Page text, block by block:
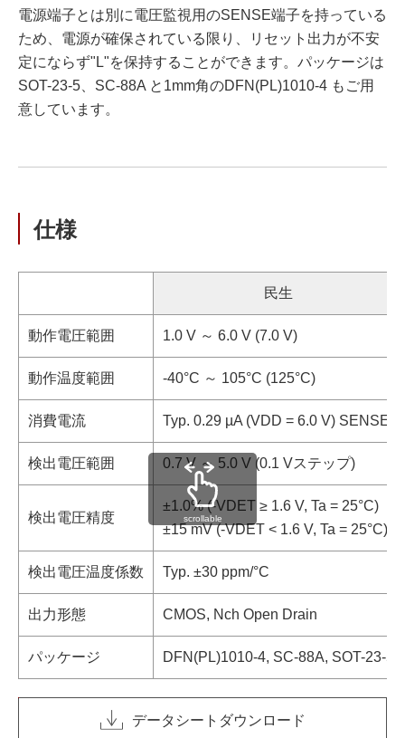
電源端子とは別に電圧監視用のSENSE端子を持っている
ため、電源が確保されている限り、リセット出力が不安
定にならず"L"を保持することができます。パッケージは
SOT-23-5、SC-88A と1mm角のDFN(PL)1010-4 もご用
意しています。
仕様
民生
動作電圧範囲 1.0 V ～ 6.0 V (7.0 V)
動作温度範囲 -40°C ～ 105°C (125°C)
消費電流 Typ. 0.29 µA (VDD = 6.0 V) SENSE
検出電圧範囲 0.7 V ～ 5.0 V (0.1 Vステップ)
検出電圧精度
±1.0% (-VDET ≥ 1.6 V, Ta = 25°C)
±15 mV (-VDET < 1.6 V, Ta = 25°C)
検出電圧温度係数 Typ. ±30 ppm/°C
出力形態 CMOS, Nch Open Drain
パッケージ DFN(PL)1010-4, SC-88A, SOT-23-5
scrollable
データシートダウンロード